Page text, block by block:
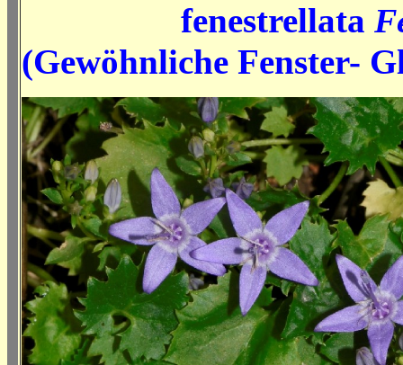
fenestrellata
(Gewöhnliche Fenster-